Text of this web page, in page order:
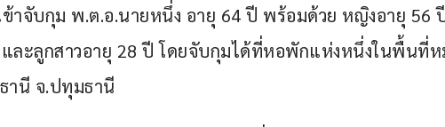
าจับกุม พ.ต.อ.นายหนึ่ง อายุ 64 ปี พร้อมด้วย หญิงอายุ 56
ละลูกสาวอายุ 28 ปี โดยจับกุมได้ที่หอพักแห่งหนึ่งในพื้นที่ห
านี จ.ปทุมธานี